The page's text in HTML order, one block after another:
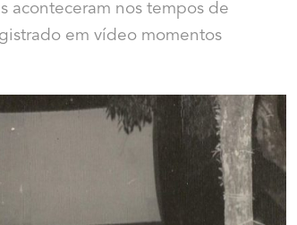
aconteceram nos tempos de
em vídeo momentos